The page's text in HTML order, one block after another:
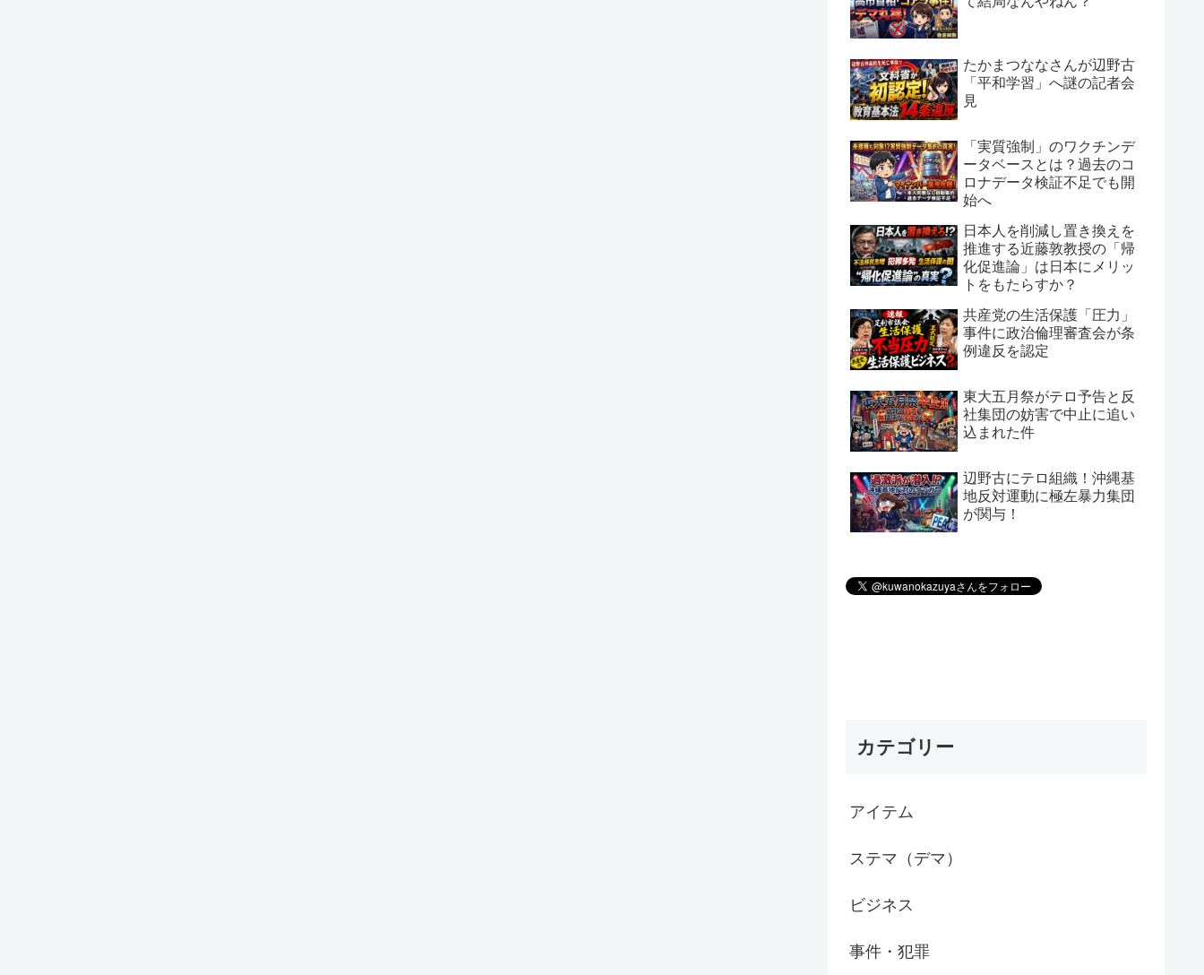
たかまつななさんが辺野古
「平和学習」へ謎の記者会
見
「実質強制」のワクチンデ
ータベースとは？過去のコ
ロナデータ検証不足でも開
始へ
日本人を削減し置き換えを
推進する近藤敦教授の「帰
化促進論」は日本にメリッ
トをもたらすか？
共産党の生活保護「圧力」
事件に政治倫理審査会が条
例違反を認定
東大五月祭がテロ予告と反
社集団の妨害で中止に追い
込まれた件
辺野古にテロ組織！沖縄基
地反対運動に極左暴力集団
が関与！
カテゴリー
アイテム
ステマ（デマ）
ビジネス
事件・犯罪